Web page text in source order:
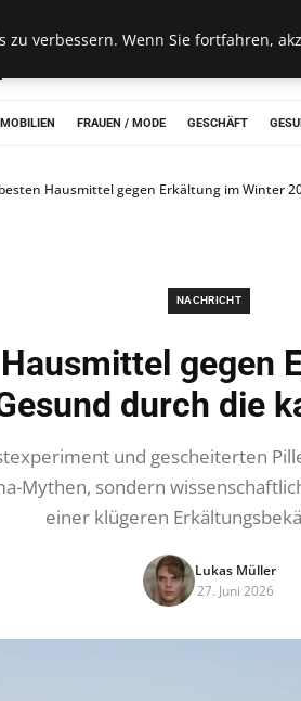
FRAUEN / MODE GESCHÄFT
Hausmittel gegen Erkältung im Winter
NACHRICHT
gegen
durch die
und gescheiterten
Mythen, sondern
einer klügeren
Lukas Müller
27. Juni 2026
zu verbessern. Wenn Sie fortfahren,